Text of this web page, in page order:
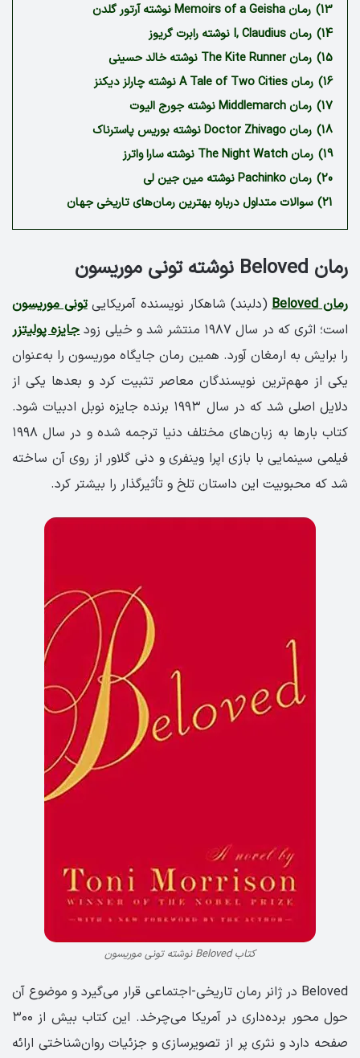
13) رمان Memoirs of a Geisha نوشته آرتور گلدن
14) رمان I, Claudius نوشته رابرت گریوز
15) رمان The Kite Runner نوشته خالد حسینی
16) رمان A Tale of Two Cities نوشته چارلز دیکنز
17) رمان Middlemarch نوشته جورج الیوت
18) رمان Doctor Zhivago نوشته بوریس پاسترناک
19) رمان The Night Watch نوشته سارا واترز
20) رمان Pachinko نوشته مین جین لی
21) سوالات متداول درباره بهترین رمان‌های تاریخی جهان
رمان Beloved نوشته تونی موریسون
رمان Beloved (دلبند) شاهکار نویسنده آمریکاییتونی موریسون
است؛ اثری که در سال ۱۹۸۷ منتشر شد و خیلی زود
جایزه پولیتزر
را برایش به ارمغان آورد. همین رمان جایگاه موریسون را به‌عنوان
یکی از مهم‌ترین نویسندگان معاصر تثبیت کرد و بعدها یکی از
دلایل اصلی شد که در سال ۱۹۹۳ برنده جایزه نوبل ادبیات شود.
کتاب بارها به زبان‌های مختلف دنیا ترجمه شده و در سال ۱۹۹۸
فیلمی سینمایی با بازی اپرا وینفری و دنی گلاور از روی آن ساخته
شد که محبوبیت این داستان تلخ و تأثیرگذار را بیشتر کرد.
کتاب Beloved نوشته تونی موریسون
Beloved در ژانر رمان تاریخی-اجتماعی قرار می‌گیرد و موضوع آن
حول محور برده‌داری در آمریکا می‌چرخد. این کتاب بیش از ۳۰۰
صفحه دارد و نثری پر از تصویرسازی و جزئیات روان‌شناختی ارائه